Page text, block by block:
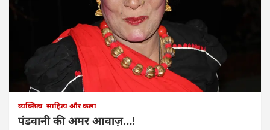
व्यक्तित्व साहित्य और कला
पंडवानी की अमर आवाज़…!